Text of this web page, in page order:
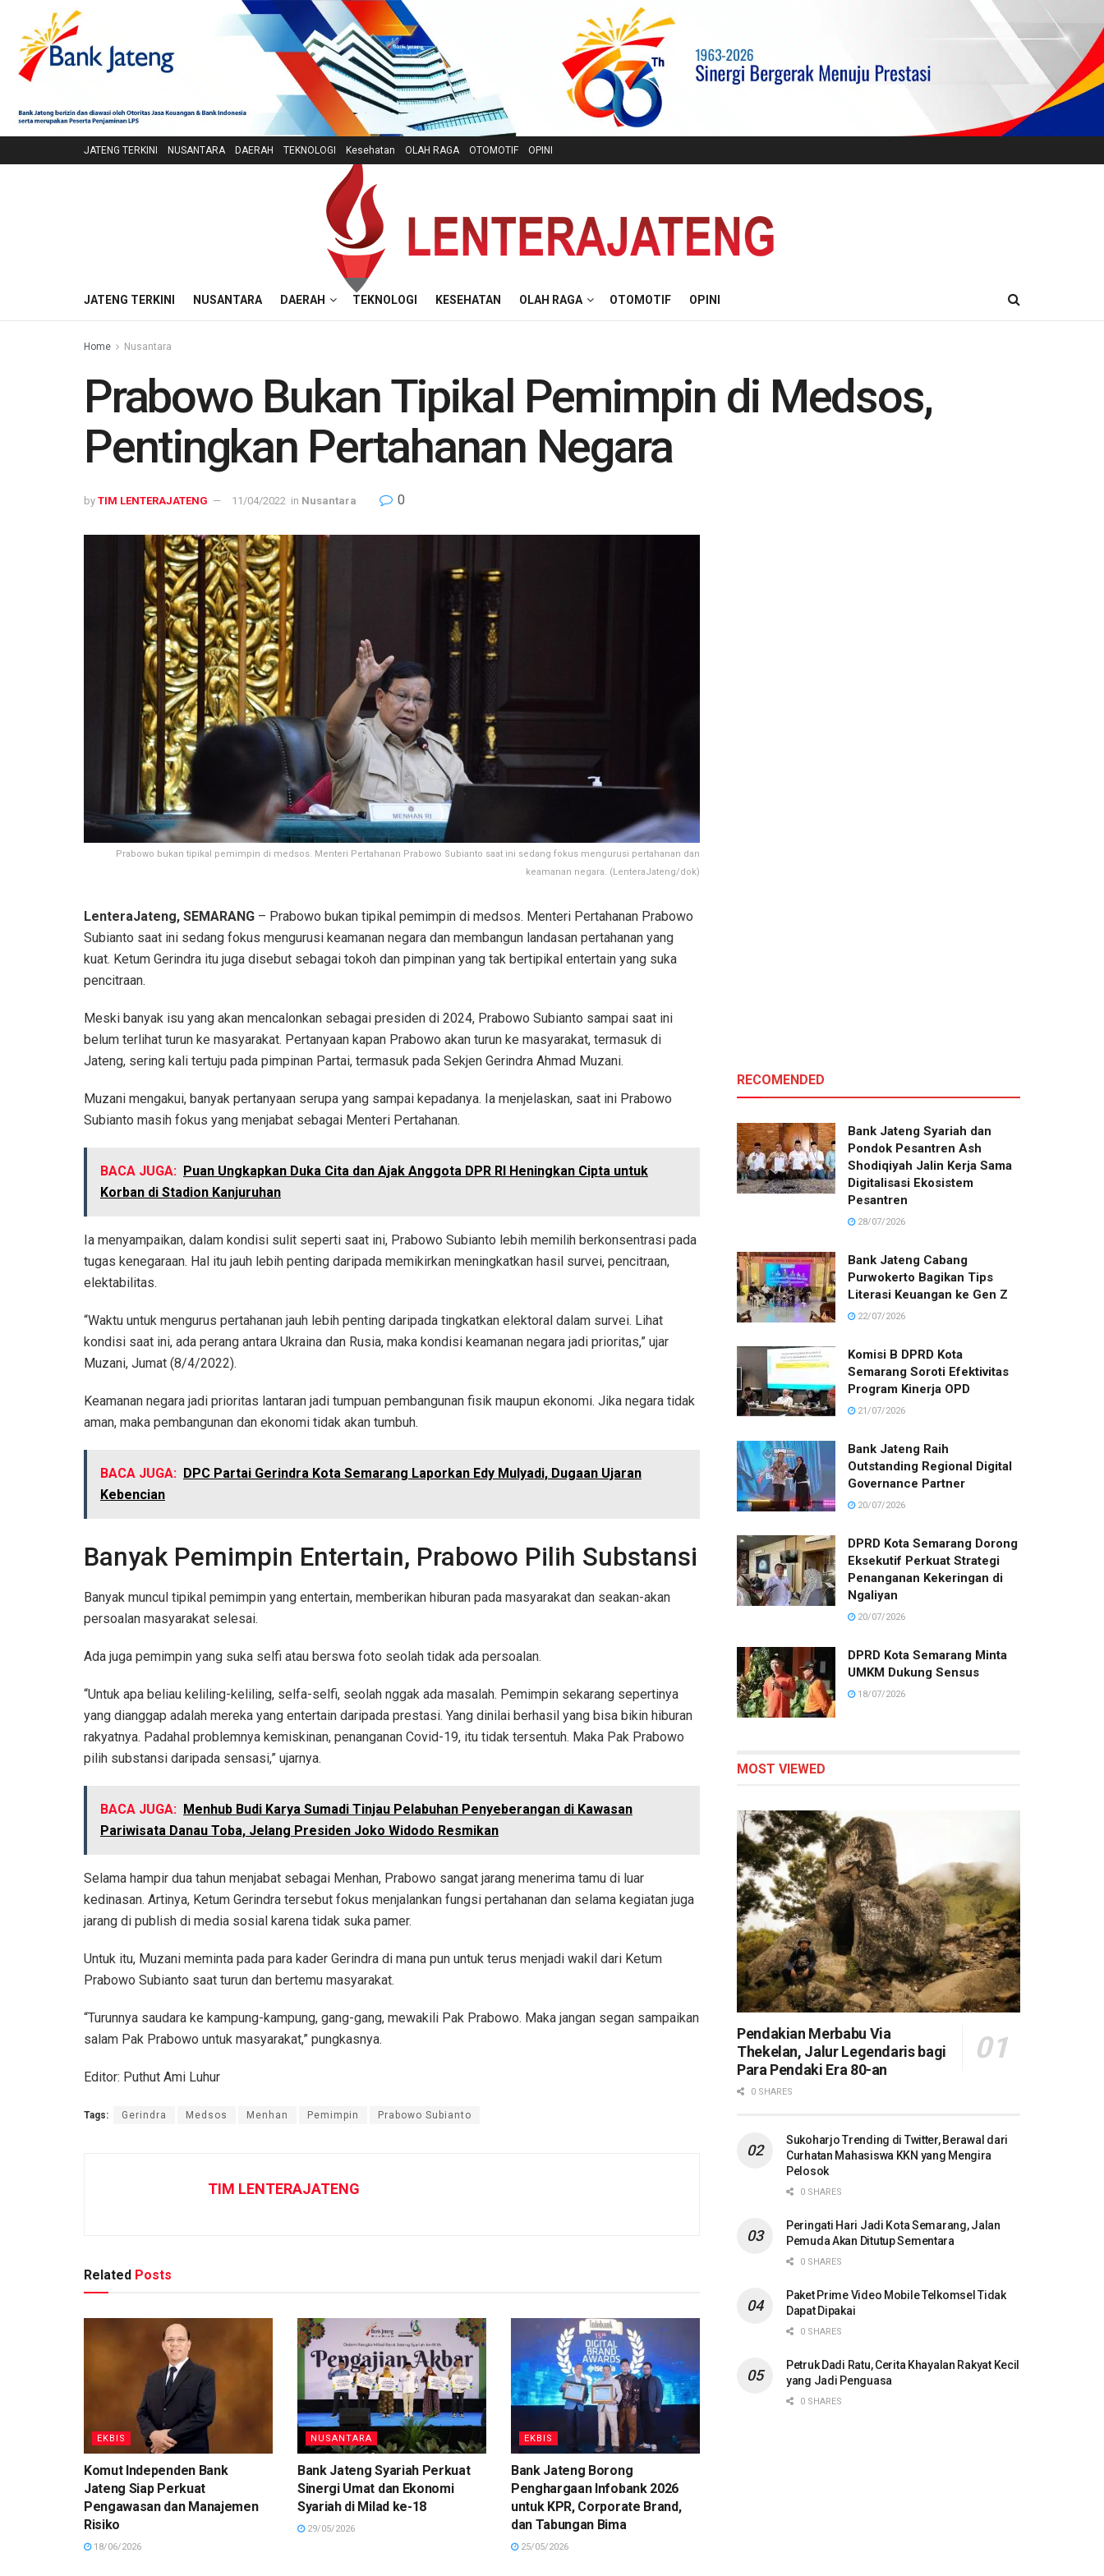
JATENG TERKINI NUSANTARA DAERAH TEKNOLOGI Kesehatan OLAH RAGA OTOMOTIF OPINI
JATENG TERKINI NUSANTARA DAERAH TEKNOLOGI KESEHATAN OLAH RAGA OTOMOTIF OPINI
Home Nusantara
Prabowo Bukan Tipikal Pemimpin di Medsos,
Pentingkan Pertahanan Negara
by TIM LENTERAJATENG 11/04/2022 in Nusantara 0
Prabowo bukan tipikal pemimpin di medsos. Menteri Pertahanan Prabowo Subianto saat ini sedang fokus mengurusi pertahanan dan
keamanan negara. (LenteraJateng/dok)
LenteraJateng, SEMARANG – Prabowo bukan tipikal pemimpin di medsos. Menteri Pertahanan Prabowo
Subianto saat ini sedang fokus mengurusi keamanan negara dan membangun landasan pertahanan yang
kuat. Ketum Gerindra itu juga disebut sebagai tokoh dan pimpinan yang tak bertipikal entertain yang suka
pencitraan.
Meski banyak isu yang akan mencalonkan sebagai presiden di 2024, Prabowo Subianto sampai saat ini
belum terlihat turun ke masyarakat. Pertanyaan kapan Prabowo akan turun ke masyarakat, termasuk di
Jateng, sering kali tertuju pada pimpinan Partai, termasuk pada Sekjen Gerindra Ahmad Muzani.
Muzani mengakui, banyak pertanyaan serupa yang sampai kepadanya. Ia menjelaskan, saat ini Prabowo
Subianto masih fokus yang menjabat sebagai Menteri Pertahanan.
BACA JUGA: Puan Ungkapkan Duka Cita dan Ajak Anggota DPR RI Heningkan Cipta untuk
Korban di Stadion Kanjuruhan
Ia menyampaikan, dalam kondisi sulit seperti saat ini, Prabowo Subianto lebih memilih berkonsentrasi pada
tugas kenegaraan. Hal itu jauh lebih penting daripada memikirkan meningkatkan hasil survei, pencitraan,
elektabilitas.
“Waktu untuk mengurus pertahanan jauh lebih penting daripada tingkatkan elektoral dalam survei. Lihat
kondisi saat ini, ada perang antara Ukraina dan Rusia, maka kondisi keamanan negara jadi prioritas,” ujar
Muzani, Jumat (8/4/2022).
Keamanan negara jadi prioritas lantaran jadi tumpuan pembangunan fisik maupun ekonomi. Jika negara tidak
aman, maka pembangunan dan ekonomi tidak akan tumbuh.
BACA JUGA: DPC Partai Gerindra Kota Semarang Laporkan Edy Mulyadi, Dugaan Ujaran
Kebencian
Banyak Pemimpin Entertain, Prabowo Pilih Substansi
Banyak muncul tipikal pemimpin yang entertain, memberikan hiburan pada masyarakat dan seakan-akan
persoalan masyarakat selesai.
Ada juga pemimpin yang suka selfi atau berswa foto seolah tidak ada persoalan.
“Untuk apa beliau keliling-keliling, selfa-selfi, seolah nggak ada masalah. Pemimpin sekarang sepertinya
yang dianggap adalah mereka yang entertain daripada prestasi. Yang dinilai berhasil yang bisa bikin hiburan
rakyatnya. Padahal problemnya kemiskinan, penanganan Covid-19, itu tidak tersentuh. Maka Pak Prabowo
pilih substansi daripada sensasi,” ujarnya.
BACA JUGA: Menhub Budi Karya Sumadi Tinjau Pelabuhan Penyeberangan di Kawasan
Pariwisata Danau Toba, Jelang Presiden Joko Widodo Resmikan
Selama hampir dua tahun menjabat sebagai Menhan, Prabowo sangat jarang menerima tamu di luar
kedinasan. Artinya, Ketum Gerindra tersebut fokus menjalankan fungsi pertahanan dan selama kegiatan juga
jarang di publish di media sosial karena tidak suka pamer.
Untuk itu, Muzani meminta pada para kader Gerindra di mana pun untuk terus menjadi wakil dari Ketum
Prabowo Subianto saat turun dan bertemu masyarakat.
“Turunnya saudara ke kampung-kampung, gang-gang, mewakili Pak Prabowo. Maka jangan segan sampaikan
salam Pak Prabowo untuk masyarakat,” pungkasnya.
Editor: Puthut Ami Luhur
Tags: Gerindra Medsos Menhan Pemimpin Prabowo Subianto
TIM LENTERAJATENG
Related Posts
EKBIS
Komut Independen Bank
Jateng Siap Perkuat
Pengawasan dan Manajemen
Risiko
18/06/2026
NUSANTARA
Bank Jateng Syariah Perkuat
Sinergi Umat dan Ekonomi
Syariah di Milad ke-18
29/05/2026
EKBIS
Bank Jateng Borong
Penghargaan Infobank 2026
untuk KPR, Corporate Brand,
dan Tabungan Bima
25/05/2026
RECOMENDED
Bank Jateng Syariah dan
Pondok Pesantren Ash
Shodiqiyah Jalin Kerja Sama
Digitalisasi Ekosistem
Pesantren
28/07/2026
Bank Jateng Cabang
Purwokerto Bagikan Tips
Literasi Keuangan ke Gen Z
22/07/2026
Komisi B DPRD Kota
Semarang Soroti Efektivitas
Program Kinerja OPD
21/07/2026
Bank Jateng Raih
Outstanding Regional Digital
Governance Partner
20/07/2026
DPRD Kota Semarang Dorong
Eksekutif Perkuat Strategi
Penanganan Kekeringan di
Ngaliyan
20/07/2026
DPRD Kota Semarang Minta
UMKM Dukung Sensus
18/07/2026
MOST VIEWED
Pendakian Merbabu Via
Thekelan, Jalur Legendaris bagi
Para Pendaki Era 80-an
0 SHARES
Sukoharjo Trending di Twitter, Berawal dari
Curhatan Mahasiswa KKN yang Mengira
Pelosok
0 SHARES
Peringati Hari Jadi Kota Semarang, Jalan
Pemuda Akan Ditutup Sementara
0 SHARES
Paket Prime Video Mobile Telkomsel Tidak
Dapat Dipakai
0 SHARES
Petruk Dadi Ratu, Cerita Khayalan Rakyat Kecil
yang Jadi Penguasa
0 SHARES